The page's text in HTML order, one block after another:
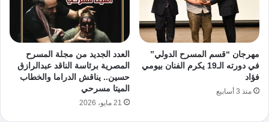
مهرجان “قسم المسرح الدولي”
في دورته الـ19 يكرم الفنان بيومي
فؤاد
منذ 3 أسابيع
العدد الجديد من مجلة المسرح
المصرية برئاسة الناقد عبدالرازق
حسين.. يناقش الدراما والخطاب
الميتا مسرحي
21 مايو، 2026